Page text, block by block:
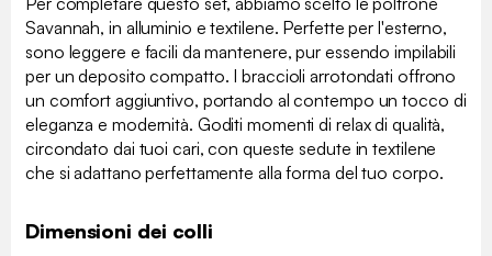
Savannah, in alluminio e textilene. Perfette per l'esterno,
sono leggere e facili da mantenere, pur essendo impilabili
per un deposito compatto. I braccioli arrotondati offrono
un comfort aggiuntivo, portando al contempo un tocco di
eleganza e modernità. Goditi momenti di relax di qualità,
circondato dai tuoi cari, con queste sedute in textilene
che si adattano perfettamente alla forma del tuo corpo.
Dimensioni dei colli